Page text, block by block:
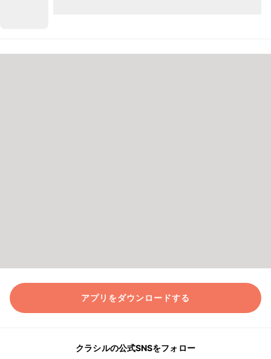
アプリをダウンロードする
クラシルの公式SNSをフォロー